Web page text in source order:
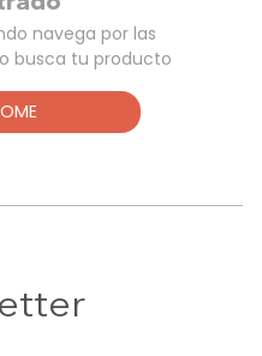
navega por las
busca tu producto